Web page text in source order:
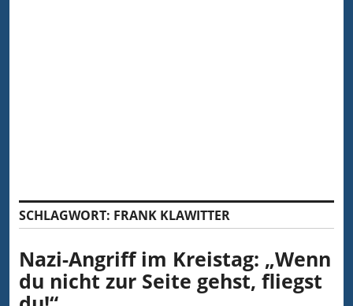
SCHLAGWORT: FRANK KLAWITTER
Nazi-Angriff im Kreistag: „Wenn
du nicht zur Seite gehst, fliegst